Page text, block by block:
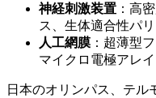
神経刺激装置 ：高
ス、生体適合性パ
人工網膜 ：超薄型
マイクロ電極アレイ
日本のオリンパス、テル